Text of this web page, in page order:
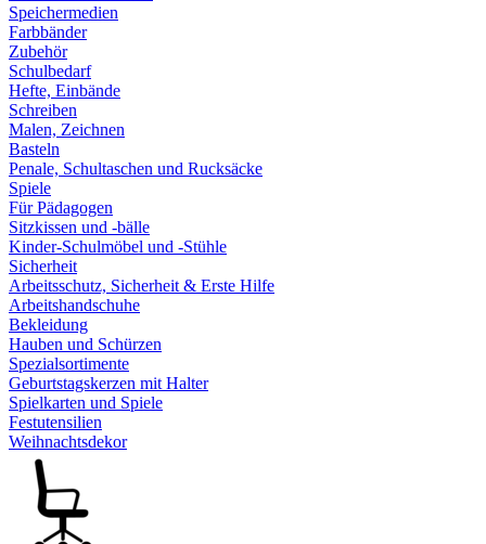
Speichermedien
Farbbänder
Zubehör
Schulbedarf
Hefte, Einbände
Schreiben
Malen, Zeichnen
Basteln
Penale, Schultaschen und Rucksäcke
Spiele
Für Pädagogen
Sitzkissen und -bälle
Kinder-Schulmöbel und -Stühle
Sicherheit
Arbeitsschutz, Sicherheit & Erste Hilfe
Arbeitshandschuhe
Bekleidung
Hauben und Schürzen
Spezialsortimente
Geburtstagskerzen mit Halter
Spielkarten und Spiele
Festutensilien
Weihnachtsdekor